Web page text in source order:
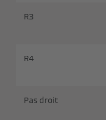
R3
R4
Pas droit